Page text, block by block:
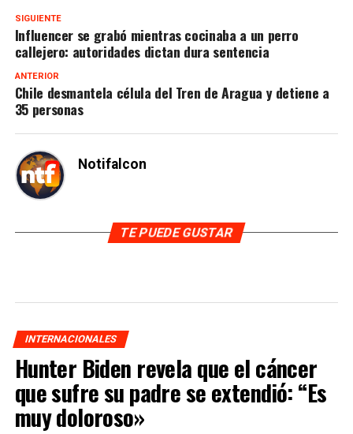
SIGUIENTE
Influencer se grabó mientras cocinaba a un perro
callejero: autoridades dictan dura sentencia
ANTERIOR
Chile desmantela célula del Tren de Aragua y detiene a
35 personas
Notifalcon
TE PUEDE GUSTAR
INTERNACIONALES
Hunter Biden revela que el cáncer
que sufre su padre se extendió: “Es
muy doloroso»